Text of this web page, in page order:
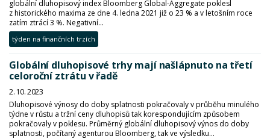
globální dluhopisový index Bloomberg Global-Aggregate poklesl
z historického maxima ze dne 4. ledna 2021 již o 23 % a v letošním roce
zatím ztrácí 3 %. Negativní...
týden na finančních trzích
Globální dluhopisové trhy mají našlápnuto na třetí
celoroční ztrátu v řadě
2. 10. 2023
Dluhopisové výnosy do doby splatnosti pokračovaly v průběhu minulého
týdne v růstu a tržní ceny dluhopisů tak korespondujícím způsobem
pokračovaly v poklesu. Průměrný globální dluhopisový výnos do doby
splatnosti, počítaný agenturou Bloomberg, tak ve výsledku...